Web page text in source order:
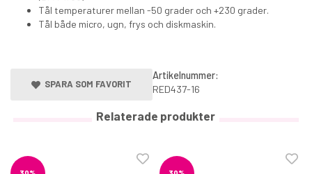
Tål temperaturer mellan -50 grader och +230 grader.
Tål både micro, ugn, frys och diskmaskin.
SPARA SOM FAVORIT
Artikelnummer:
RED437-16
Relaterade produkter